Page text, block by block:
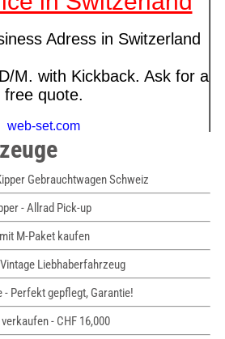
Gebrauchtwagen Schweiz
- Allrad Pick-up
M-Paket kaufen
Liebhaberfahrzeug
- Perfekt gepflegt, Garantie!
- CHF 16,000